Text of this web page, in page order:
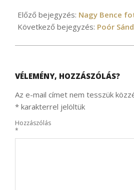
04-
22
Előző bejegyzés: Nagy Bence
Következő bejegyzés: Poór
VÉLEMÉNY, HOZZÁSZÓLÁS?
Az e-mail címet nem tesszük
* karakterrel jelöltük
Hozzászólás
*